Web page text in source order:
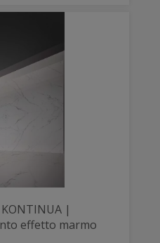
|
effetto marmo